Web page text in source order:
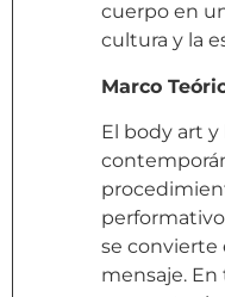
cuerpo en
cultura y la
Marco
El body art y
se convierte
mensaje.